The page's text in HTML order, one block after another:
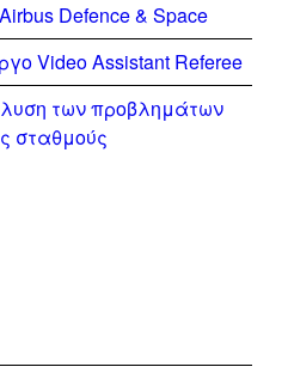
Defence & Space
Video Assistant Referee
των προβλημάτων
σταθμούς